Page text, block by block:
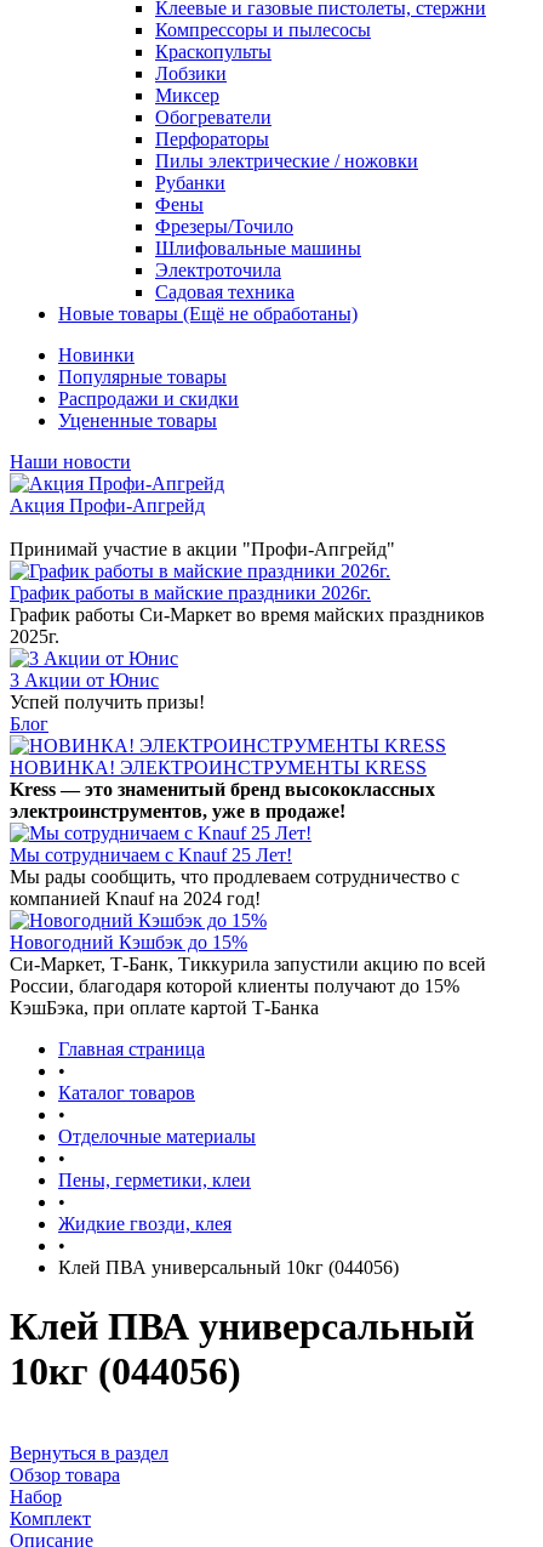
Клеевые и газовые пистолеты, стержни
Компрессоры и пылесосы
Краскопульты
Лобзики
Миксер
Обогреватели
Перфораторы
Пилы электрические / ножовки
Рубанки
Фены
Фрезеры/Точило
Шлифовальные машины
Электроточила
Садовая техника
Новые товары (Ещё не обработаны)
Новинки
Популярные товары
Распродажи и скидки
Уцененные товары
Наши новости
Акция Профи-Апгрейд
Принимай участие в акции "Профи-Апгрейд"
График работы в майские праздники 2026г.
График работы Си-Маркет во время майских праздников
2025г.
3 Акции от Юнис
Успей получить призы!
Блог
НОВИНКА! ЭЛЕКТРОИНСТРУМЕНТЫ KRESS
Kress — это знаменитый бренд высококлассных
электроинструментов, уже в продаже!
Мы сотрудничаем с Knauf 25 Лет!
Мы рады сообщить, что продлеваем сотрудничество с
компанией Knauf на 2024 год!
Новогодний Кэшбэк до 15%
Си-Маркет, Т-Банк, Тиккурила запустили акцию по всей
России, благодаря которой клиенты получают до 15%
КэшБэка, при оплате картой Т-Банка
Главная страница
•
Каталог товаров
•
Отделочные материалы
•
Пены, герметики, клеи
•
Жидкие гвозди, клея
•
Клей ПВА универсальный 10кг (044056)
Клей ПВА универсальный
10кг (044056)
Вернуться в раздел
Обзор товара
Набор
Комплект
Описание